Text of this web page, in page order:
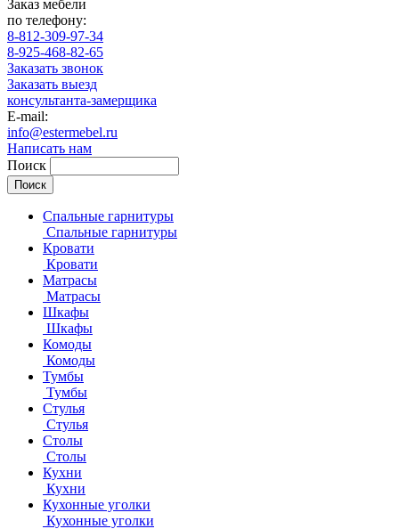
Заказ мебели
по телефону:
8-812-309-97-34
8-925-468-82-65
Заказать звонок
Заказать выезд
консультанта-замерщика
E-mail:
info@estermebel.ru
Написать нам
Поиск
Спальные гарнитуры
Спальные гарнитуры
Кровати
Кровати
Матрасы
Матрасы
Шкафы
Шкафы
Комоды
Комоды
Тумбы
Тумбы
Стулья
Стулья
Столы
Столы
Кухни
Кухни
Кухонные уголки
Кухонные уголки